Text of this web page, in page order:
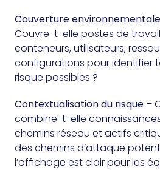
Couverture
Couvre-t-elle postes de
conteneurs, utilisateurs,
configurations pour identifier
risque possibles ?
Contextualisation du risque –
combine-t-elle
chemins réseau et actifs
des chemins d’attaque
l’affichage est clair pour les